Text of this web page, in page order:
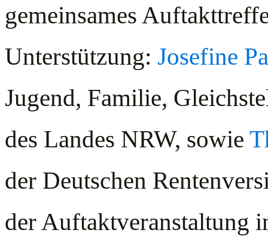
gemeinsames
Unterstützung: Josefine
Jugend, Familie,
des Landes NRW, sowie
der Deutschen
der Auftaktveranstaltung